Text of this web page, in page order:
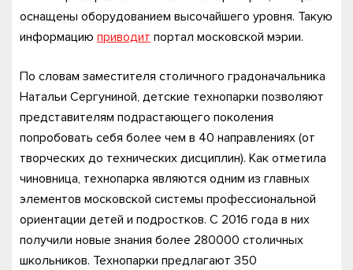
оснащены оборудованием высочайшего уровня. Такую
информацию приводит портал московской мэрии.
По словам заместителя столичного градоначальника
Натальи Сергуниной, детские технопарки позволяют
представителям подрастающего поколения
попробовать себя более чем в 40 направлениях (от
творческих до технических дисциплин). Как отметила
чиновница, технопарка являются одним из главных
элементов московской системы профессиональной
ориентации детей и подростков. С 2016 года в них
получили новые знания более 280000 столичных
школьников. Технопарки предлагают 350